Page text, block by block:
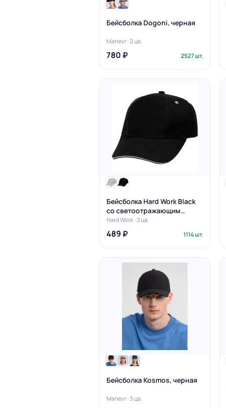
Бейсболка Dogoni, черная
Manevr · 2 цв.
780 ₽ 2527 шт.
Бейсболка Hard Work Black
со светоотражающим
элементом
Hard Work · 2 цв.
489 ₽ 1114 шт.
Бейсболка Kosmos, черная
Manevr · 3 цв.